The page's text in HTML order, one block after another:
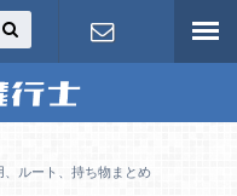
お問い合わ
ルート、持ち物まとめ